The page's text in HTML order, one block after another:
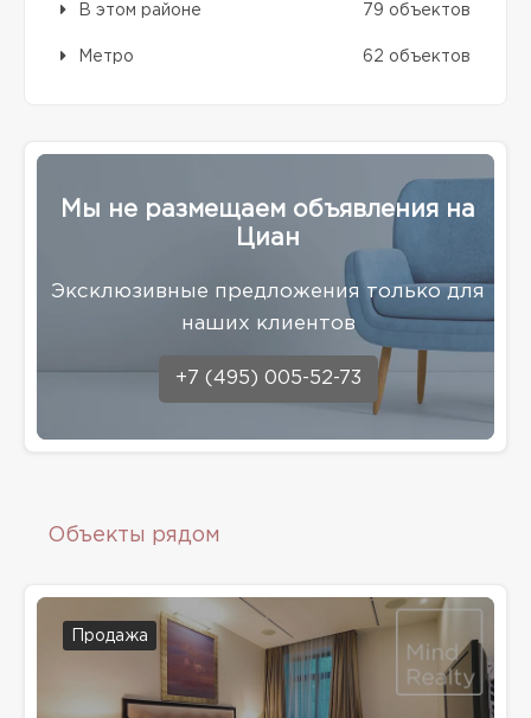
В этом районе 79 объектов
Метро 62 объектов
Мы не размещаем объявления на
Циан
Эксклюзивные предложения только для
наших клиентов
+7 (495) 005-52-73
Объекты рядом
Продажа